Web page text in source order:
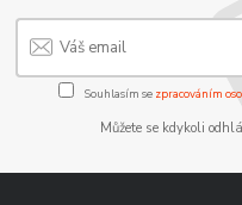
Souhlasím se zpracováním
Můžete se kdykoli